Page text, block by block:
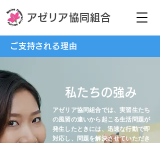
アゼ リ ア協同組合
ご支持される理由
私た ちの強み
アゼリア協同組合では、実習生たち
の風習の違いから起こる生活問題が
発生したときには、迅速な行動で即
対応し、問題を解決させていただき